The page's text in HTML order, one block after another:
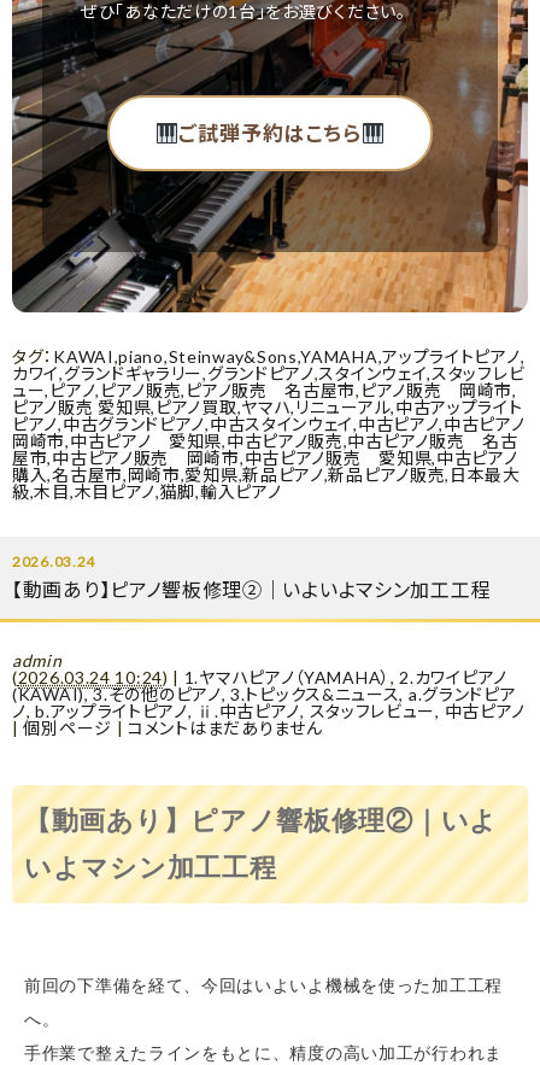
ぜひ「あなただけの1台」をお選びください。
ご試弾予約はこちら
タグ： KAWAI,piano,Steinway&Sons,YAMAHA,アップライトピアノ,
カワイ,グランドギャラリー,グランドピアノ,スタインウェイ,スタッフレビ
ュー, ピアノ, ピアノ販売, ピアノ販売 名古屋市, ピアノ販売 岡崎市,
ピアノ販売 愛知県, ピアノ買取,ヤマハ, リニューアル,中古アップライト
ピアノ,中古グランドピアノ,中古スタインウェイ,中古ピアノ,中古ピアノ
岡崎市,中古ピアノ 愛知県,中古ピアノ販売,中古ピアノ販売 名古
屋市,中古ピアノ販売 岡崎市,中古ピアノ販売 愛知県,中古ピアノ
購入,名古屋市,岡崎市,愛知県,新品ピアノ,新品ピアノ販売, 日本最大
級,木目,木目ピアノ,猫脚,輸入ピアノ
2026.03.24
【動画あり】ピアノ響板修理②｜いよいよマシン加工工程
admin
(2026.03.24 10:24) | 1.ヤマハピアノ（YAMAHA） , 2.カワイピアノ
(KAWAI),3.その他のピアノ,3.トピックス&ニュース, a.グランドピア
ノ,b.アップライトピアノ, ⅱ.中古ピアノ, スタッフレビュー, 中古ピアノ
|個別ページ |コメントはまだありません
【動画あり】ピアノ響板修理②｜いよ
いよマシン加工工程
前回の下準備を経て、今回はいよいよ機械を使った加工工程
へ。
手作業で整えたラインをもとに、精度の高い加工が行われま